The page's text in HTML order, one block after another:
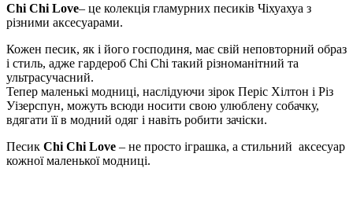
Chi Chi Love– це колекція гламурних песиків Чіхуахуа з
різними аксесуарами.
Кожен песик, як і його господиня, має свій неповторний образ
і стиль, адже гардероб Chi Chi такий різноманітний та
ультрасучасний.
Тепер маленькі модниці, наслідуючи зірок Періс Хілтон і Різ
Уізерспун, можуть всюди носити свою улюблену собачку,
вдягати її в модний одяг і навіть робити зачіски.
Песик Chi Chi Love – не просто іграшка, а стильний аксесуар
кожної маленької модниці.